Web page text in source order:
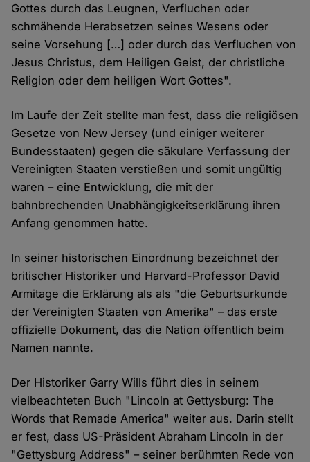
Gottes durch das Leugnen, Verfluchen oder
schmähende Herabsetzen seines Wesens oder
seine Vorsehung […] oder durch das Verfluchen von
Jesus Christus, dem Heiligen Geist, der christliche
Religion oder dem heiligen Wort Gottes".
Im Laufe der Zeit stellte man fest, dass die religiösen
Gesetze von New Jersey (und einiger weiterer
Bundesstaaten) gegen die säkulare Verfassung der
Vereinigten Staaten verstießen und somit ungültig
waren – eine Entwicklung, die mit der
bahnbrechenden Unabhängigkeitserklärung ihren
Anfang genommen hatte.
In seiner historischen Einordnung bezeichnet der
britischer Historiker und Harvard-Professor David
Armitage die Erklärung als als "die Geburtsurkunde
der Vereinigten Staaten von Amerika" – das erste
offizielle Dokument, das die Nation öffentlich beim
Namen nannte.
Der Historiker Garry Wills führt dies in seinem
vielbeachteten Buch "Lincoln at Gettysburg: The
Words that Remade America" weiter aus. Darin stellt
er fest, dass US-Präsident Abraham Lincoln in der
"Gettysburg Address" – seiner berühmten Rede von